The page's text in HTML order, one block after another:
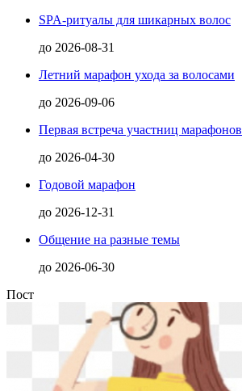
SPA-ритуалы для шикарных волос
до 2026-08-31
Летний марафон ухода за волосами
до 2026-09-06
Первая встреча участниц марафонов
до 2026-04-30
Годовой марафон
до 2026-12-31
Общение на разные темы
до 2026-06-30
Пост